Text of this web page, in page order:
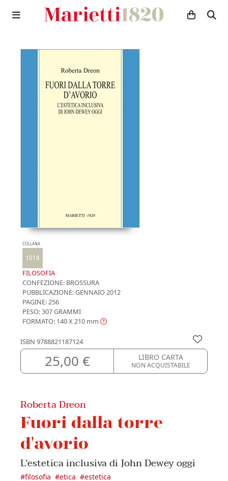
COLLANA
1018
FILOSOFIA
CONFEZIONE: BROSSURA
PUBBLICAZIONE:GENNAIO 2012
PAGINE: 256
PESO: 307 GRAMMI
FORMATO: 140 X 210 mm
ISBN 9788821187124
25,00 € LIBRO CARTA
NON ACQUISTABILE
Roberta Dreon
Fuori dalla torre
d'avorio
L'estetica inclusiva di John Dewey oggi
#filosofia #etica #estetica